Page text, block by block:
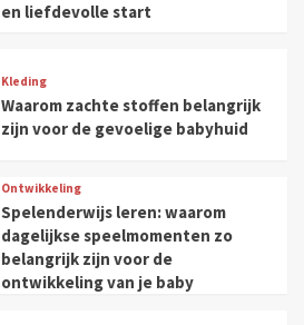
en liefdevolle start
Kleding
Waarom zachte stoffen belangrijk
zijn voor de gevoelige babyhuid
Ontwikkeling
Spelenderwijs leren: waarom
dagelijkse speelmomenten zo
belangrijk zijn voor de
ontwikkeling van je baby